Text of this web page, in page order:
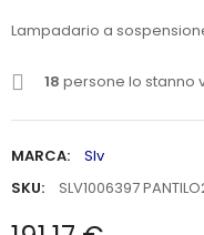
Lampadario a
18 persone lo stanno
MARCA:
Slv
SKU:
SLV1006397